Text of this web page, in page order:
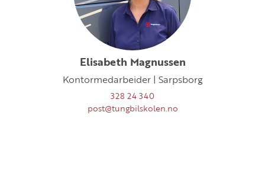
Elisabeth Magnussen
Kontormedarbeider | Sarpsborg
328 24 340
post@tungbilskolen.no